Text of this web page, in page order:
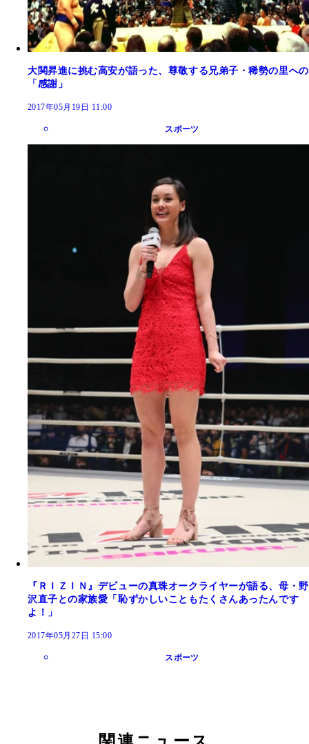
大関昇進に挑む高安が語った、尊敬する兄弟子・稀勢の里への
「感謝」
2017年05月19日 11:00
スポーツ
『ＲＩＺＩＮ』デビューの真珠オークライヤーが語る、母・野
沢直子との家族愛「恥ずかしいこともたくさんあったんです
よ！」
2017年05月27日 15:00
スポーツ